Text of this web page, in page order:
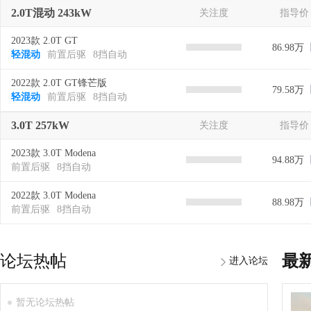
2.0T混动 243kW 关注度 指导价
2023款 2.0T GT
轻混动
前置后驱 8挡自动
86.98万
2022款 2.0T GT锋芒版
轻混动
前置后驱 8挡自动
79.58万
3.0T 257kW 关注度 指导价
2023款 3.0T Modena
前置后驱
8挡自动
94.88万
2022款 3.0T Modena
前置后驱
8挡自动
88.98万
论坛热帖 进入论坛
暂无论坛热帖
最